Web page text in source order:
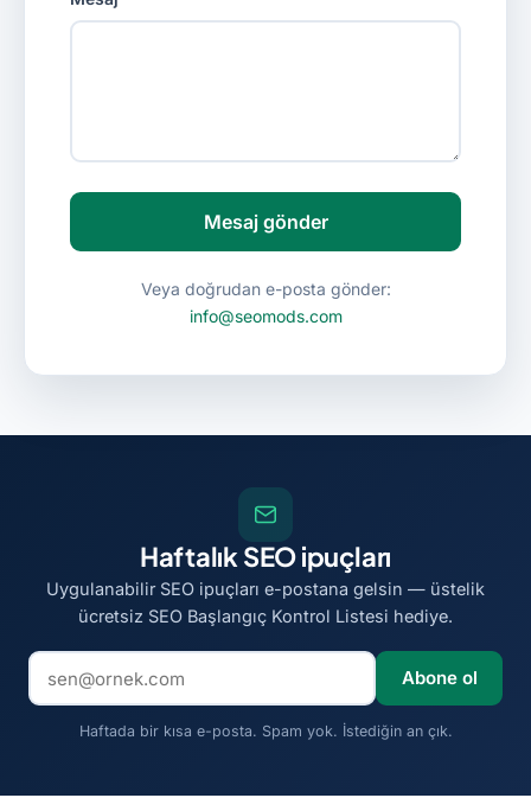
Mesaj gönder
Veya doğrudan e-posta gönder:
info@seomods.com
Haftalık SEO ipuçları
Uygulanabilir SEO ipuçları e-postana gelsin — üstelik
ücretsiz SEO Başlangıç Kontrol Listesi hediye.
E-posta adresi
Abone ol
Haftada bir kısa e-posta. Spam yok. İstediğin an çık.